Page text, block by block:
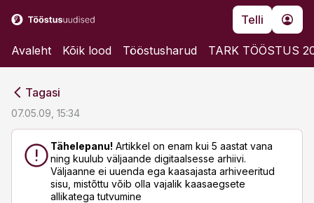
Telli
Avaleht Kõik lood Tööstusharud TARK TÖÖSTUS
Tagasi
07.05.09, 15:34
Tähelepanu! Artikkel on enam kui 5 aastat vana
ning kuulub väljaande digitaalsesse arhiivi.
Väljaanne ei uuenda ega kaasajasta arhiveeritud
sisu, mistõttu võib olla vajalik kaasaegsete
allikatega tutvumine